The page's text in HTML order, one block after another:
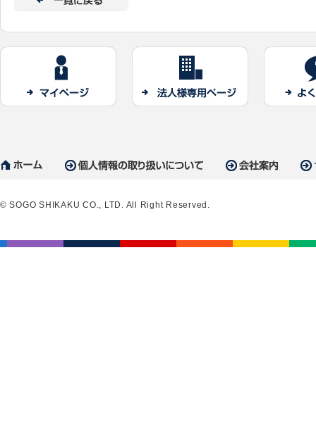
© SOGO SHIKAKU CO., LTD. All Right Reserved.